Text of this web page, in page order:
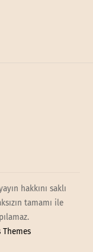
hakkını saklı
tamamı ile
Themes